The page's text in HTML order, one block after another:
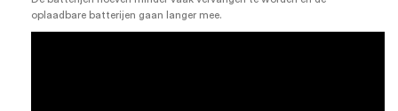
oplaadbare batterijen gaan langer mee.